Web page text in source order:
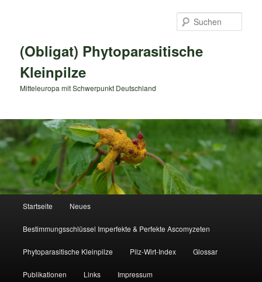
(Obligat) Phytoparasitische
Kleinpilze
Mitteleuropa mit Schwerpunkt Deutschland
Startseite Neues
Bestimmungsschlüssel Imperfekte & Perfekte Ascomyzeten
Phytoparasitische Kleinpilze Pilz-Wirt-Index Glossar
Publikationen Links Impressum